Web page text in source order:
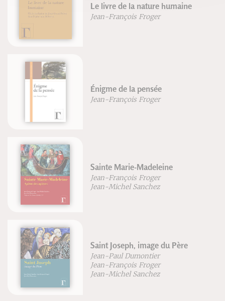
Le livre de la nature humaine
Jean-François Froger
Énigme de la pensée
Jean-François Froger
Sainte Marie-Madeleine
Jean-François Froger
Jean-Michel Sanchez
Saint Joseph, image du Père
Jean-Paul Dumontier
Jean-François Froger
Jean-Michel Sanchez